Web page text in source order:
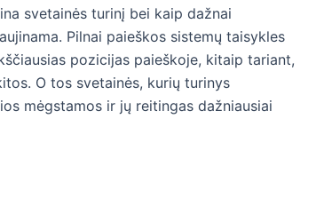
svetainės turinį bei kaip dažnai
Pilnai paieškos sistemų taisykles
pozicijas paieškoje, kitaip tariant,
O tos svetainės, kurių turinys
mėgstamos ir jų reitingas dažniausiai